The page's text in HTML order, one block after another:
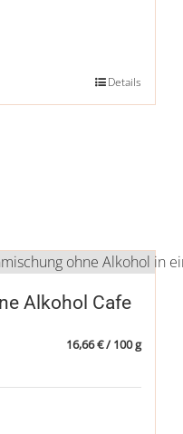
Details
Alkohol Cafe
16,66€/ 100g